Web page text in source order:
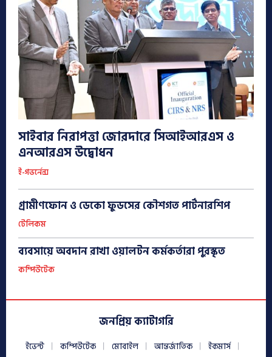
সাইবার নিরাপত্তা জোরদারে সিআইআরএস ও
এনআরএস উদ্বোধন
ই-গভর্নেন্স
গ্রামীণফোন ও ডেকো ফুডসের কৌশগত পার্টনারশিপ
টেলিকম
ব্যবসায়ে অবদান রাখা ওয়ালটন কর্মকর্তারা পুরস্কৃত
কম্পিউটেক
জনপ্রিয় ক্যাটাগরি
ইভেন্ট কম্পিউটেক মোবাইল আন্তর্জাতিক
ইকমার্স